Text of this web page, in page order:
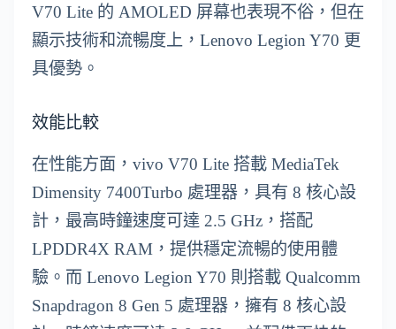
V70 Lite 的 AMOLED 屏幕也表現不俗，但在
顯示技術和流暢度上，Lenovo Legion Y70 更
具優勢。
效能比較
在性能方面，vivo V70 Lite 搭載 MediaTek
Dimensity 7400Turbo 處理器，具有 8 核心設
計，最高時鐘速度可達 2.5 GHz，搭配
LPDDR4X RAM，提供穩定流暢的使用體
驗。而 Lenovo Legion Y70 則搭載 Qualcomm
Snapdragon 8 Gen 5 處理器，擁有 8 核心設